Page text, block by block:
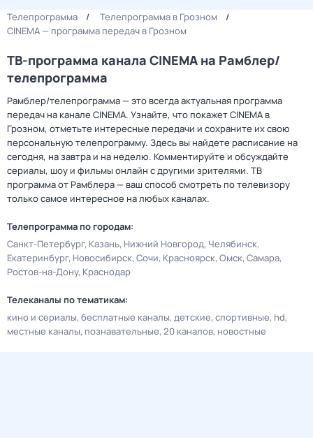
Телепрограмма
Телепрограмма в Грозном
CINEMA — программа передач в Грозном
ТВ-программа канала CINEMA на Рамблер/
телепрограмма
Рамблер/телепрограмма — это всегда актуальная программа
передач на канале CINEMA. Узнайте, что покажет CINEMA в
Грозном, отметьте интересные передачи и сохраните их свою
персональную телепрограмму. Здесь вы найдете расписание на
сегодня, на завтра и на неделю. Комментируйте и обсуждайте
сериалы, шоу и фильмы онлайн с другими зрителями. ТВ
программа от Рамблера — ваш способ смотреть по телевизору
только самое интересное на любых каналах.
Телепрограмма по городам:
Санкт-Петербург Казань Нижний Новгород Челябинск
Екатеринбург Новосибирск Сочи Красноярск Омск Самара
Ростов-на-Дону Краснодар
Телеканалы по тематикам:
кино и сериалы бесплатные каналы детские спортивные hd
местные каналы познавательные 20 каналов новостные